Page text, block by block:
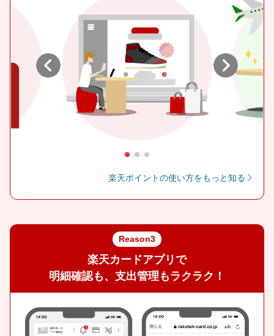
Previous Next
楽天ポイントの使い方をもっと知る
Reason3
楽天カードアプリで
明細確認も、支出管理もラクラク！